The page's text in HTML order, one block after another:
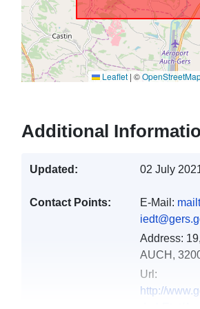
Leaflet | ©
Additional
Updated: 02 July
Contact Points: E-Mail:
Address:
AUCH,
Url:
http://